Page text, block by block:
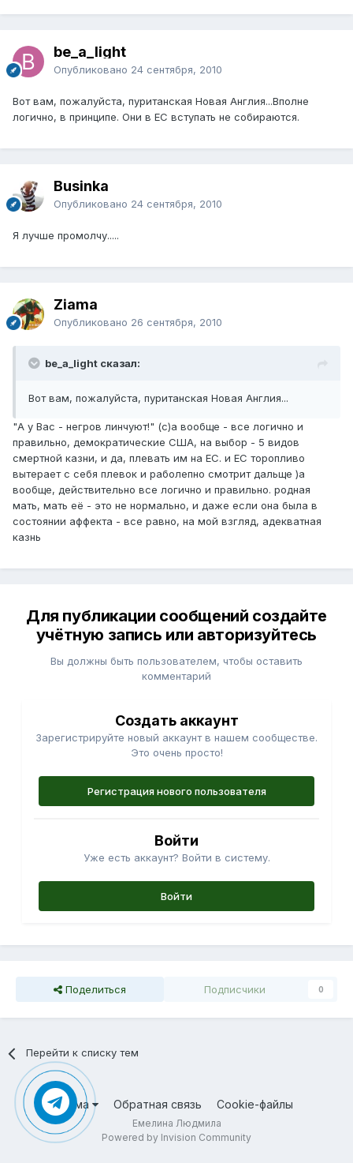
be_a_light
Опубликовано 24 сентября, 2010
Вот вам, пожалуйста, пуританская Новая Англия...Вполне
логично, в принципе. Они в ЕС вступать не собираются.
Businka
Опубликовано 24 сентября, 2010
Я лучше промолчу.....
Ziama
Опубликовано 26 сентября, 2010
be_a_light сказал:
Вот вам, пожалуйста, пуританская Новая Англия...
"А у Вас - негров линчуют!" (с)а вообще - все логично и
правильно, демократические США, на выбор - 5 видов
смертной казни, и да, плевать им на ЕС. и ЕС торопливо
вытерает с себя плевок и раболепно смотрит дальще )а
вообще, действительно все логично и правильно. родная
мать, мать её - это не нормально, и даже если она была в
состоянии аффекта - все равно, на мой взгляд, адекватная
казнь
Для публикации сообщений создайте
учётную запись или авторизуйтесь
Вы должны быть пользователем, чтобы оставить
комментарий
Создать аккаунт
Зарегистрируйте новый аккаунт в нашем сообществе.
Это очень просто!
Регистрация нового пользователя
Войти
Уже есть аккаунт? Войти в систему.
Войти
Поделиться Подписчики 0
Перейти к списку тем
Тема Обратная связь Cookie-файлы
Емелина Людмила
Powered by Invision Community